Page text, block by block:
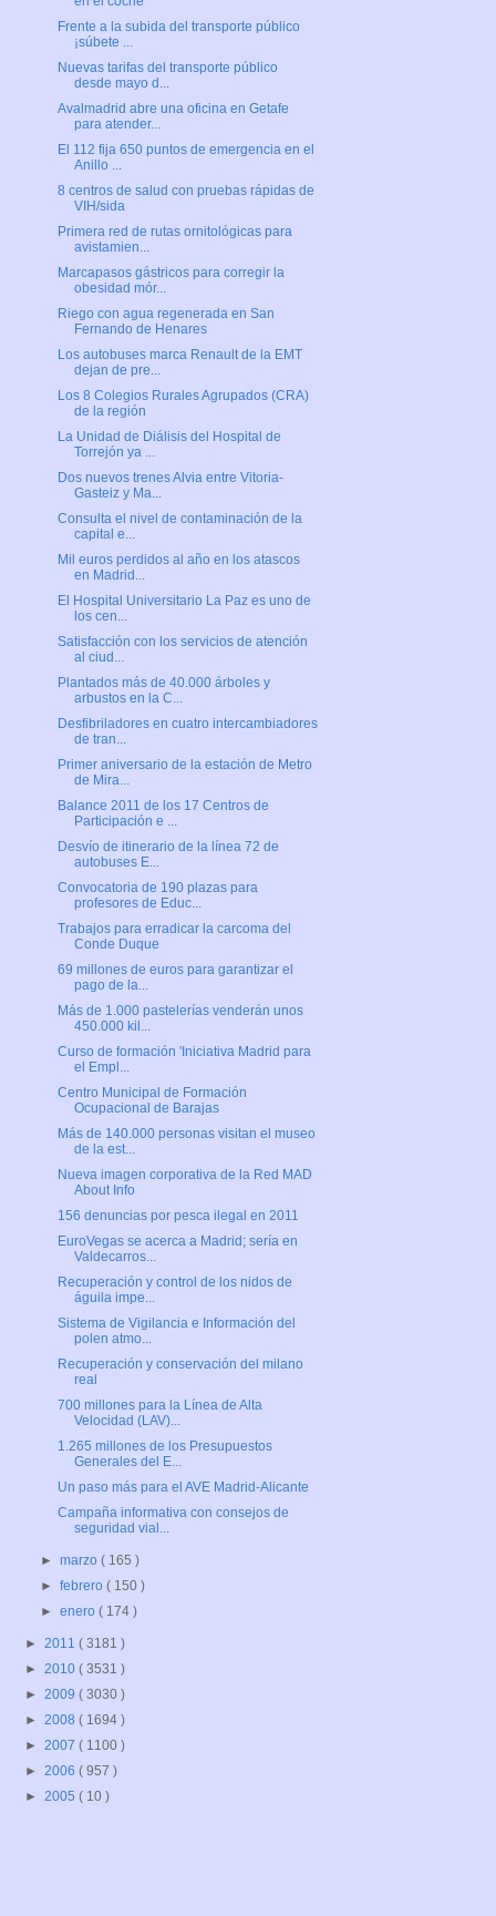
Frente a la subida del transporte público
¡súbete ...
Nuevas tarifas del transporte público
desde mayo d...
Avalmadrid abre una oficina en Getafe
para atender...
El 112 fija 650 puntos de emergencia en el
Anillo ...
8 centros de salud con pruebas rápidas de
VIH/sida
Primera red de rutas ornitológicas para
avistamien...
Marcapasos gástricos para corregir la
obesidad mór...
Riego con agua regenerada en San
Fernando de Henares
Los autobuses marca Renault de la EMT
dejan de pre...
Los 8 Colegios Rurales Agrupados (CRA)
de la región
La Unidad de Diálisis del Hospital de
Torrejón ya ...
Dos nuevos trenes Alvia entre Vitoria-
Gasteiz y Ma...
Consulta el nivel de contaminación de la
capital e...
Mil euros perdidos al año en los atascos
en Madrid...
El Hospital Universitario La Paz es uno de
los cen...
Satisfacción con los servicios de atención
al ciud...
Plantados más de 40.000 árboles y
arbustos en la C...
Desfibriladores en cuatro intercambiadores
de tran...
Primer aniversario de la estación de Metro
de Mira...
Balance 2011 de los 17 Centros de
Participación e ...
Desvío de itinerario de la línea 72 de
autobuses E...
Convocatoria de 190 plazas para
profesores de Educ...
Trabajos para erradicar la carcoma del
Conde Duque
69 millones de euros para garantizar el
pago de la...
Más de 1.000 pastelerías venderán unos
450.000 kil...
Curso de formación 'Iniciativa Madrid para
el Empl...
Centro Municipal de Formación
Ocupacional de Barajas
Más de 140.000 personas visitan el museo
de la est...
Nueva imagen corporativa de la Red MAD
About Info
156 denuncias por pesca ilegal en 2011
EuroVegas se acerca a Madrid; sería en
Valdecarros...
Recuperación y control de los nidos de
águila impe...
Sistema de Vigilancia e Información del
polen atmo...
Recuperación y conservación del milano
real
700 millones para la Línea de Alta
Velocidad (LAV)...
1.265 millones de los Presupuestos
Generales del E...
Un paso más para el AVE Madrid-Alicante
Campaña informativa con consejos de
seguridad vial...
►marzo( 165 )
►febrero( 150 )
►enero( 174 )
► 2011 ( 3181 )
► 2010 ( 3531 )
► 2009 ( 3030 )
► 2008 ( 1694 )
► 2007 ( 1100 )
► 2006 ( 957 )
► 2005 ( 10 )